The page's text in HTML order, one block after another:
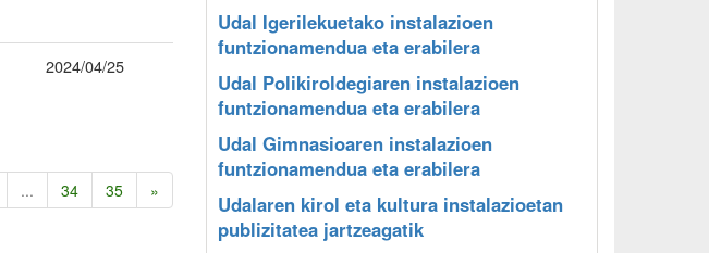
2024/04/25
... 34 35 »
Udal Igerilekuetako instalazioen
funtzionamendua eta erabilera
Udal Polikiroldegiaren instalazioen
funtzionamendua eta erabilera
Udal Gimnasioaren instalazioen
funtzionamendua eta erabilera
Udalaren kirol eta kultura instalazioetan
publizitatea jartzeagatik